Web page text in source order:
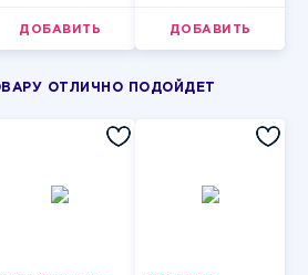
ДОБАВИТЬ ДОБАВИТЬ
ОТЛИЧНО ПОДОЙДЕТ